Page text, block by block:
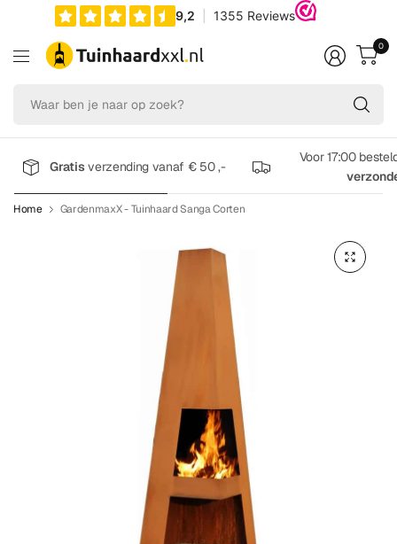
op
0
Gratisverzending vanaf € 50 ,-
Voor 17:00
Home GardenmaxX - Tuinhaard Sanga Corten